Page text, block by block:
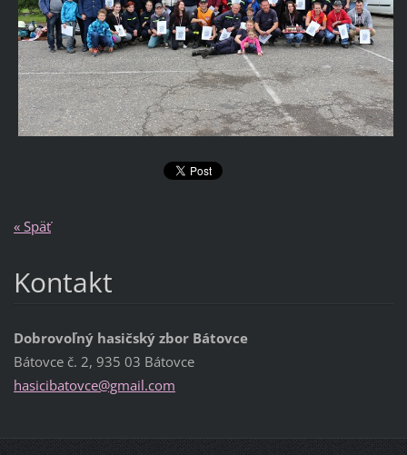
« Späť
Kontakt
Dobrovoľný hasičský zbor Bátovce
Bátovce č. 2, 935 03 Bátovce
hasicibatovce@gmail.com